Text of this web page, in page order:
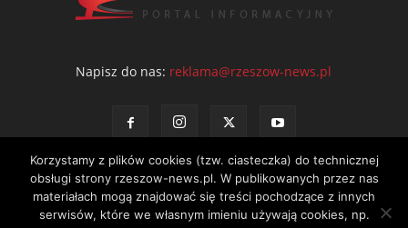
Napisz do nas: reklama@rzeszow-news.pl
Kontakt Polityka prywatności Regulamin portalu
Korzystamy z plików cookies (tzw. ciasteczka) do technicznej
obsługi strony rzeszow-news.pl. W publikowanych przez nas
materiałach mogą znajdować się treści pochodzące z innych
serwisów, które we własnym imieniu używają cookies, np.